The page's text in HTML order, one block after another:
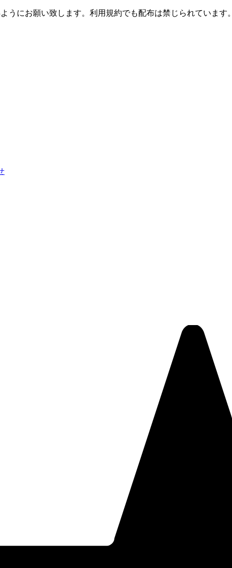
うにお願い致します。利用規約でも配布は禁じられています。